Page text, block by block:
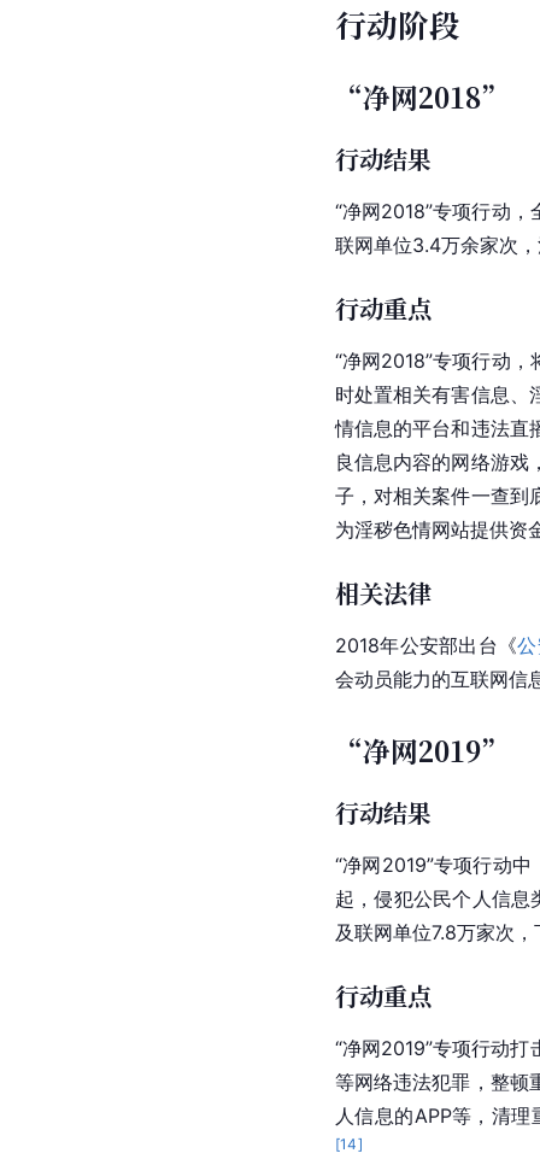
行动阶段
“净网2018”
行动结果
“净网2018”专项行动
联网单位3.4万余家次
行动重点
“净网2018”专项行动
时处置相关有害信息、
情信息的平台和违法直
良信息内容的网络游戏
子，对相关案件一查到
为淫秽色情网站提供资
相关法律
2018年公安部出台《
会动员能力的互联网信
“净网2019”
行动结果
“净网2019”专项行动
起，侵犯公民个人信
及联网单位7.8万家次，
行动重点
“净网2019”专项行动
等网络违法犯罪，整顿
人信息的APP等，清
[14]